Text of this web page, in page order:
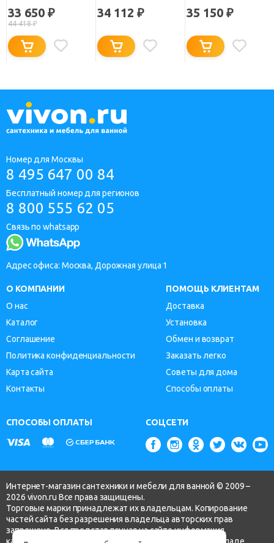
33 650 ₽
44 418₽
34 112 ₽ 35 150 ₽
Номер для Москвы
8 495 647 00 84
Бесплатный номер для регионов
8 800 555 62 05
Связь по whatsapp
Адрес офиса: Москва, Дорожная улица 1
О КОМПАНИИ
О нас
Каталог
Соглашение
Политика конфиденциальности
Карта сайта
Контакты
ПОМОЩЬ КЛИЕНТАМ
Доставка
Установка
Обмен и возврат
Заказать легко
Советы для дома
Способы оплаты
СПОСОБЫ ОПЛАТЫ СОЦСЕТИ
Интернет-магазин сантехники и мебели для ванной © 2009 –
2026 vivon.ru Все права защищены.
Торговые марки принадлежат их владельцам. Копирование
частей сайта без разрешения владельца авторских прав
запрещено. Вся представленная на сайте информация,